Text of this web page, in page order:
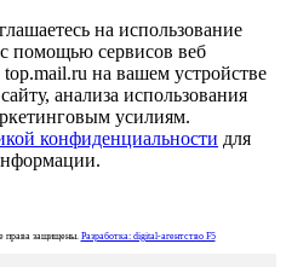
на использование
помощью сервисов веб
на вашем устройстве
анализа использования
усилиям.
конфиденциальности для
права защищены. Разработка: digital-агентство F5